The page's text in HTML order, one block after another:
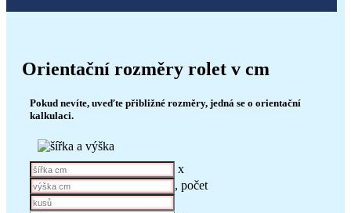
Orientační rozměry rolet v cm
Pokud nevíte, uveďte přibližné rozměry, jedná se o orientační
kalkulaci.
x
, počet